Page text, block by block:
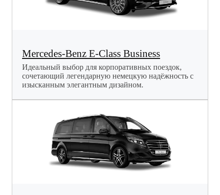
Mercedes-Benz E-Class Business
Идеальный выбор для корпоративных поездок,
сочетающий легендарную немецкую надёжность с
изысканным элегантным дизайном.